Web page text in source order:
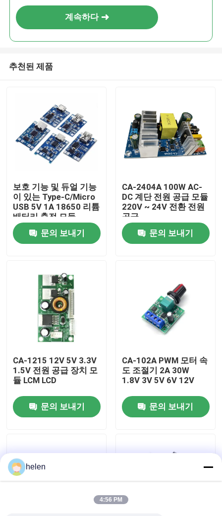
회사 소개
공장 투어
저희와 연락
뉴스
블로그
계속하다
추천된 제품
보호 기능 및 듀얼 기능
이 있는 Type-C/Micro
USB 5V 1A 18650 리튬
배터리 충전 모듈
문의 보내기
CA-2404A 100W AC-
DC 계단 전원 공급 모듈
220V ~ 24V 전환 전원
공급
문의 보내기
CA-1215 12V 5V 3.3V
1.5V 전원 공급 장치 모
듈 LCM LCD
문의 보내기
CA-102A PWM 모터 속
도 조절기 2A 30W
1.8V 3V 5V 6V 12V
문의 보내기
helen
4:56 PM